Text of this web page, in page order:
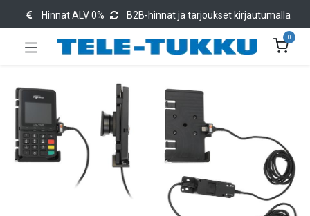
Hinnat ALV 0% B2B-hinnat ja tarjoukset kirjautumalla
0